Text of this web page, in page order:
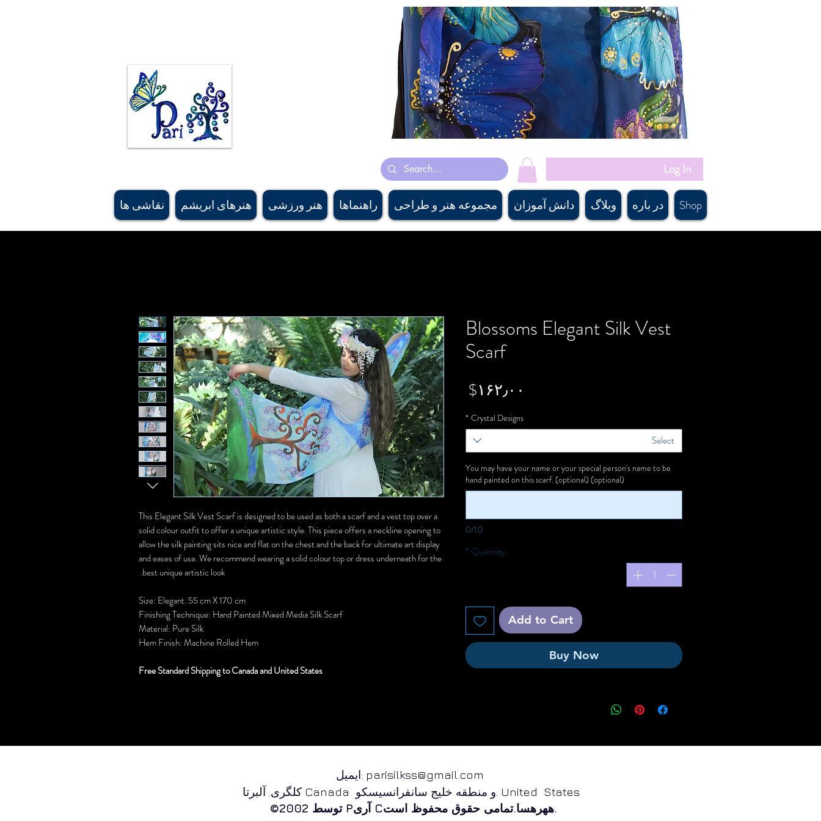
Log In
نقاشی ها هنرهای ابریشم هنر ورزشی راهنماها مجموعه هنر و طراحی دانش آموزان وبلاگ در باره Shop
This Elegant Silk Vest Scarf is designed to be used as both a scarf and a vest top over a
solid colour outfit to offer a unique artistic style. This piece offers a neckline opening to
allow the silk painting sits nice and flat on the chest and the back for ultimate art display
and eases of use. We recommend wearing a solid colour top or dress underneath for the
best unique artistic look.
Size: Elegant. 55 cm X 170 cm
Finishing Technique: Hand Painted Mixed Media Silk Scarf
Material: Pure Silk
Hem Finish: Machine Rolled Hem
Free Standard Shipping to Canada and United States
Blossoms Elegant Silk Vest
Scarf
‎$۱۶۲٫۰۰ Price
Crystal Designs
*
Select
You may have your name or your special person's name to be
hand painted on this scarf. (optional) (optional)
0/10
Quantity
*
Add to Cart
Buy Now
ایمیل: parisilkss@gmail.com
کلگری. آلبرتا Canada و منطقه خلیج سانفرانسیسکو. United States
©2002 توسط Pآری C ههرهسا. تمامی حقوق محفوظ است.